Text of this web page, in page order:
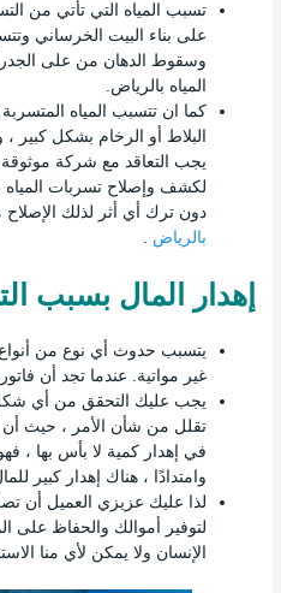
تسبب المياه التي تأتي من
على بناء البيت الخرساني
وسقوط الدهان من على
المياه بالرياض.
كما ان تتسبب المياه
البلاط أو الرخام بشكل كبير
يجب التعاقد مع شركة
لكشف وإصلاح تسربات المياه
دون ترك أي أثر لذلك
بالرياض .
إهدار المال بسبب
يتسبب حدوث أي نوع من
غير مواتية. عندما تجد أن
يجب عليك التحقق من أي
تقلل من شأن الأمر ، حيث
في إهدار كمية لا بأس بها ،
وامتدادًا ، هناك إهدار كبير
لذا عليك عزيزي العميل أن
لتوفير أموالك والحفاظ على
الإنسان ولا يمكن لأي منا